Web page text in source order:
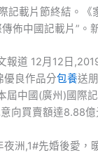
記載片節終結。《
佈中國記載片”。
報道 12月12日
優良作品分包養送
屆中國(廣州)國際
向買賣額達8.88億
洲,1#先婚後愛，